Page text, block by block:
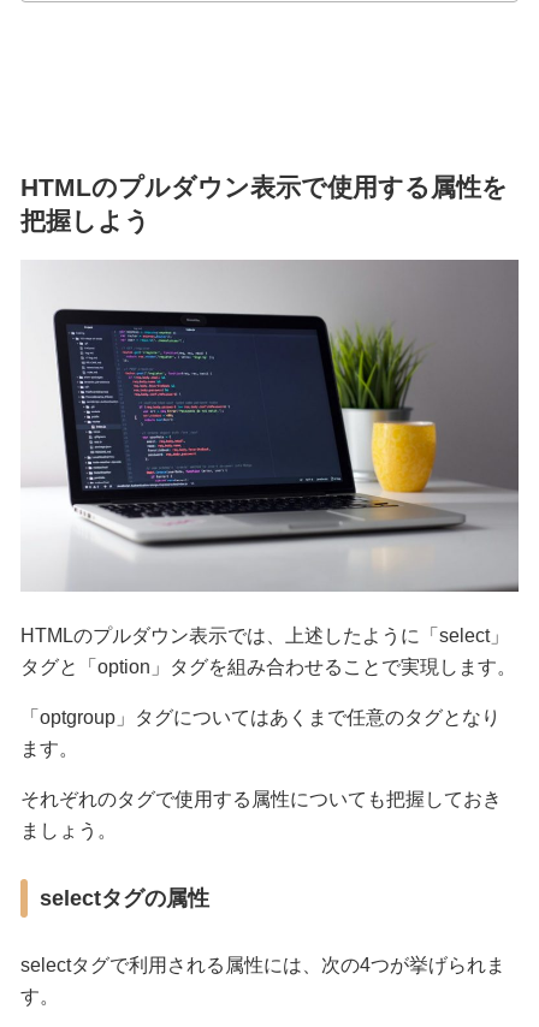
HTMLのプルダウン表示で使用する属性を
把握しよう
HTMLのプルダウン表示では、上述したように「select」
タグと「option」タグを組み合わせることで実現します。
「optgroup」タグについてはあくまで任意のタグとなり
ます。
それぞれのタグで使用する属性についても把握しておき
ましょう。
selectタグの属性
selectタグで利用される属性には、次の4つが挙げられま
す。